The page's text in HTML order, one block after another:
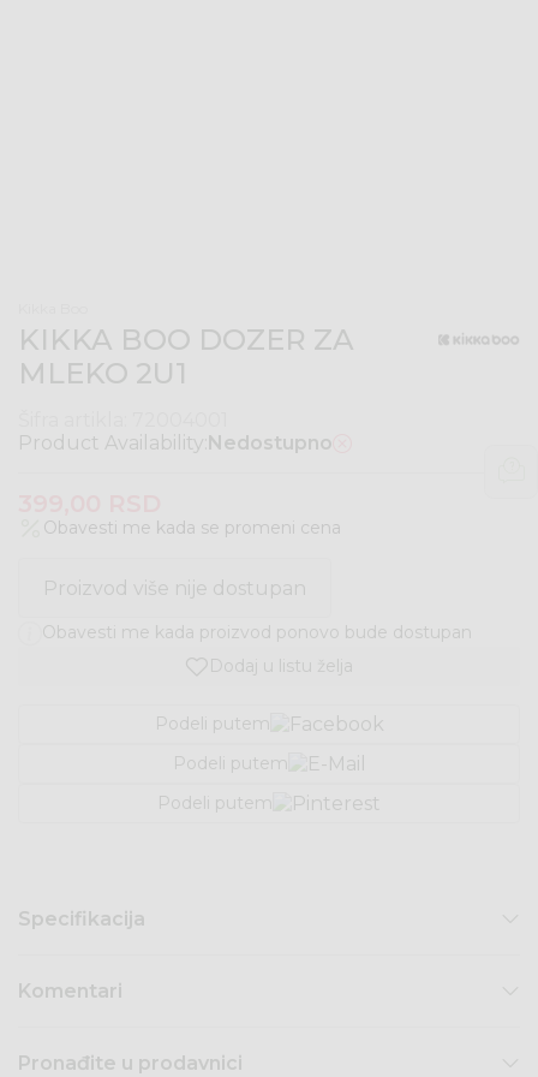
KIKKA BOO DOZER ZA
MLEKO 2U1
Product Availability: Nedostupno
Obavesti me kada se promeni cena
Proizvod više nije dostupan
Obavesti me kada proizvod ponovo bude dostupan
Dodaj u listu želja
Podeli putem
Podeli putem
Podeli putem
Specifikacija
Komentari
Pronađite u prodavnici